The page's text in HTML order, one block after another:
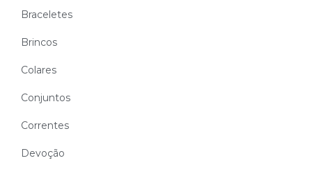
Braceletes
Brincos
Colares
Conjuntos
Correntes
Devoção